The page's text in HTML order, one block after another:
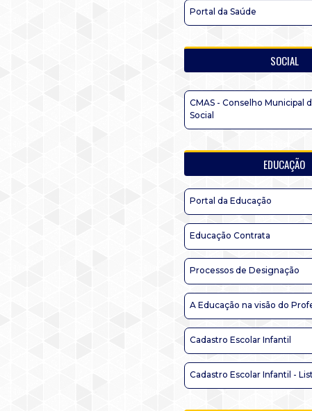
Portal da Saúde
SOCIAL
CMAS - Conselho Municipal
Social
EDUCAÇÃO
Portal da Educação
Educação Contrata
Processos de Designação
A Educação na visão do
Cadastro Escolar Infantil
Cadastro Escolar Infantil -